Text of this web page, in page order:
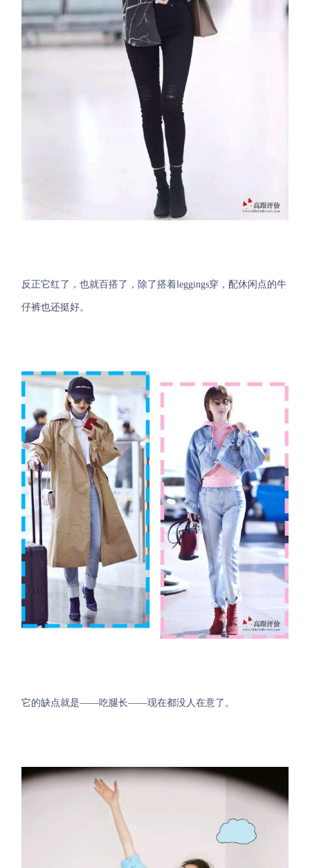
反正它红了，也就百搭了，除了搭着leggings穿，配休闲点的牛
仔裤也还挺好。
它的缺点就是——吃腿长——现在都没人在意了。